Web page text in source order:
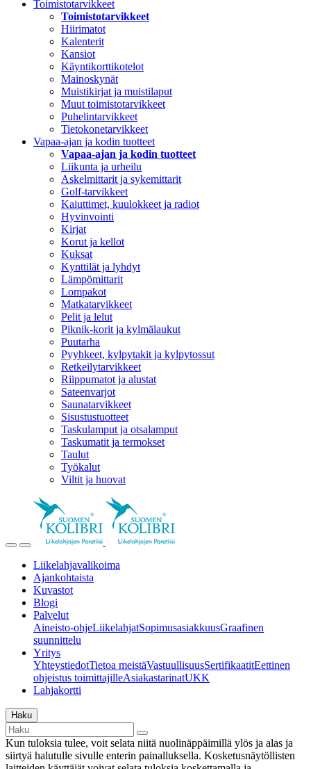
Toimistotarvikkeet
Toimistotarvikkeet
Hiirimatot
Kalenterit
Kansiot
Käyntikorttikotelot
Mainoskynät
Muistikirjat ja muistilaput
Muut toimistotarvikkeet
Puhelintarvikkeet
Tietokonetarvikkeet
Vapaa-ajan ja kodin tuotteet
Vapaa-ajan ja kodin tuotteet
Liikunta ja urheilu
Askelmittarit ja sykemittarit
Golf-tarvikkeet
Kaiuttimet, kuulokkeet ja radiot
Hyvinvointi
Kirjat
Korut ja kellot
Kuksat
Kynttilät ja lyhdyt
Lämpömittarit
Lompakot
Matkatarvikkeet
Pelit ja lelut
Piknik-korit ja kylmälaukut
Puutarha
Pyyhkeet, kylpytakit ja kylpytossut
Retkeilytarvikkeet
Riippumatot ja alustat
Sateenvarjot
Saunatarvikkeet
Sisustustuotteet
Taskulamput ja otsalamput
Taskumatit ja termokset
Taulut
Työkalut
Viltit ja huovat
Liikelahjavalikoima
Ajankohtaista
Kuvastot
Blogi
Palvelut
Aineisto-ohjeLiikelahjatSopimusasiakkuusGraafinen
suunnittelu
Yritys
YhteystiedotTietoa meistäVastuullisuusSertifikaatitEettinen
ohjeistus toimittajilleAsiakastarinatUKK
Lahjakortti
Haku
Kun tuloksia tulee, voit selata niitä nuolinäppäimillä ylös ja alas ja
siirtyä halutulle sivulle enterin painalluksella. Kosketusnäytöllisten